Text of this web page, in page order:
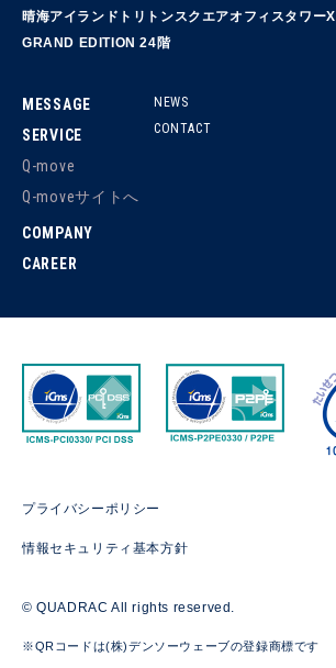
晴海アイランドトリトンスクエアオフィスタワーX
GRAND EDITION 24階
MESSAGE
SERVICE
Q-move
Q-moveサイトへ
COMPANY
CAREER
NEWS
CONTACT
プライバシーポリシー
情報セキュリティ基本方針
© QUADRAC All rights reserved.
※QRコードは(株)デンソーウェーブの登録商標です